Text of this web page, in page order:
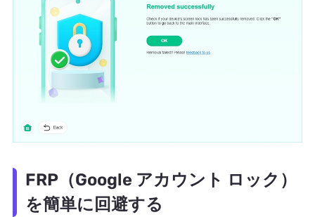
FRP（Google アカウント ロック）
を簡単に回避する